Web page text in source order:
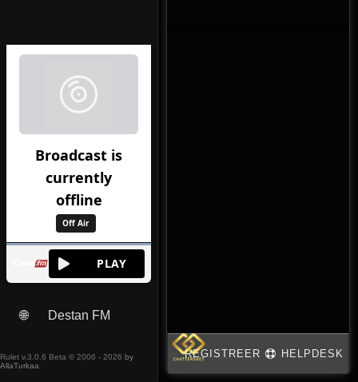
🌐 Destan FM
Rulet v.3.0.6 Beta © 2006 - 2026 by
AllaTurkaa